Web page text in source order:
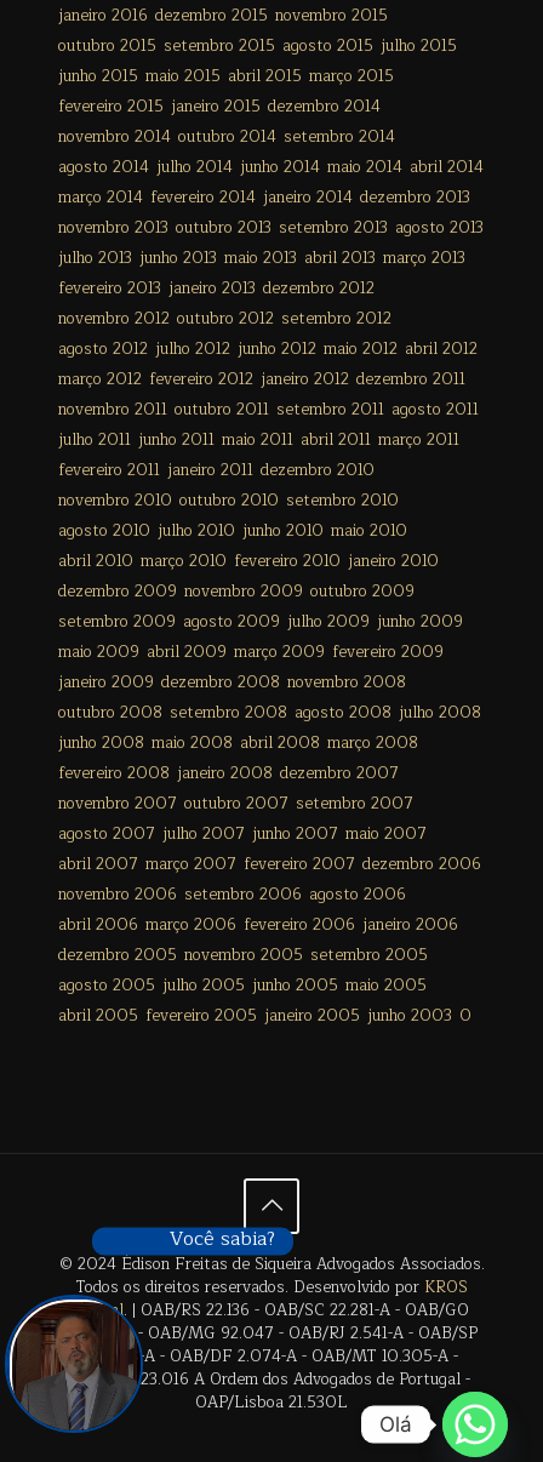
janeiro 2016 dezembro 2015 novembro 2015
outubro 2015 setembro 2015 agosto 2015 julho 2015
junho 2015 maio 2015 abril 2015 março 2015
fevereiro 2015 janeiro 2015 dezembro 2014
novembro 2014 outubro 2014 setembro 2014
agosto 2014 julho 2014 junho 2014 maio 2014 abril 2014
março 2014 fevereiro 2014 janeiro 2014 dezembro 2013
novembro 2013 outubro 2013 setembro 2013 agosto 2013
julho 2013 junho 2013 maio 2013 abril 2013 março 2013
fevereiro 2013 janeiro 2013 dezembro 2012
novembro 2012 outubro 2012 setembro 2012
agosto 2012 julho 2012 junho 2012 maio 2012 abril 2012
março 2012 fevereiro 2012 janeiro 2012 dezembro 2011
novembro 2011 outubro 2011 setembro 2011 agosto 2011
julho 2011 junho 2011 maio 2011 abril 2011 março 2011
fevereiro 2011 janeiro 2011 dezembro 2010
novembro 2010 outubro 2010 setembro 2010
agosto 2010 julho 2010 junho 2010 maio 2010
abril 2010 março 2010 fevereiro 2010 janeiro 2010
dezembro 2009 novembro 2009 outubro 2009
setembro 2009 agosto 2009 julho 2009 junho 2009
maio 2009 abril 2009 março 2009 fevereiro 2009
janeiro 2009 dezembro 2008 novembro 2008
outubro 2008 setembro 2008 agosto 2008 julho 2008
junho 2008 maio 2008 abril 2008 março 2008
fevereiro 2008 janeiro 2008 dezembro 2007
novembro 2007 outubro 2007 setembro 2007
agosto 2007 julho 2007 junho 2007 maio 2007
abril 2007 março 2007 fevereiro 2007 dezembro 2006
novembro 2006 setembro 2006 agosto 2006
abril 2006 março 2006 fevereiro 2006 janeiro 2006
dezembro 2005 novembro 2005 setembro 2005
agosto 2005 julho 2005 junho 2005 maio 2005
abril 2005 fevereiro 2005 janeiro 2005 junho 2003 0
© 2024 Édison Freitas de Siqueira Advogados Associados.
Todos os direitos reservados. Desenvolvido por KROS
Digital. | OAB/RS 22.136 - OAB/SC 22.281-A - OAB/GO
28.659-A - OAB/MG 92.047 - OAB/RJ 2.541-A - OAB/SP
17.2838-A - OAB/DF 2.074-A - OAB/MT 10.305-A -
OAB/BA 23.016 A Ordem dos Advogados de Portugal -
OAP/Lisboa 21.530L
Você sabia?
Olá